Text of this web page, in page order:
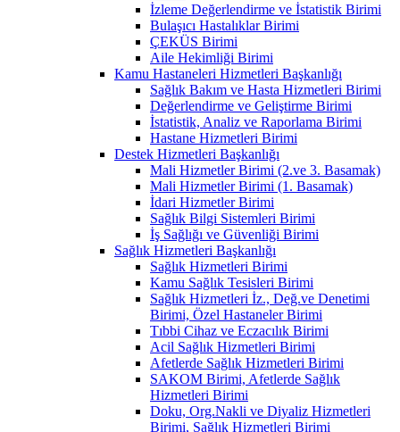
İzleme Değerlendirme ve İstatistik Birimi
Bulaşıcı Hastalıklar Birimi
ÇEKÜS Birimi
Aile Hekimliği Birimi
Kamu Hastaneleri Hizmetleri Başkanlığı
Sağlık Bakım ve Hasta Hizmetleri Birimi
Değerlendirme ve Geliştirme Birimi
İstatistik, Analiz ve Raporlama Birimi
Hastane Hizmetleri Birimi
Destek Hizmetleri Başkanlığı
Mali Hizmetler Birimi (2.ve 3. Basamak)
Mali Hizmetler Birimi (1. Basamak)
İdari Hizmetler Birimi
Sağlık Bilgi Sistemleri Birimi
İş Sağlığı ve Güvenliği Birimi
Sağlık Hizmetleri Başkanlığı
Sağlık Hizmetleri Birimi
Kamu Sağlık Tesisleri Birimi
Sağlık Hizmetleri İz., Değ.ve Denetimi
Birimi, Özel Hastaneler Birimi
Tıbbi Cihaz ve Eczacılık Birimi
Acil Sağlık Hizmetleri Birimi
Afetlerde Sağlık Hizmetleri Birimi
SAKOM Birimi, Afetlerde Sağlık
Hizmetleri Birimi
Doku, Org.Nakli ve Diyaliz Hizmetleri
Birimi, Sağlık Hizmetleri Birimi